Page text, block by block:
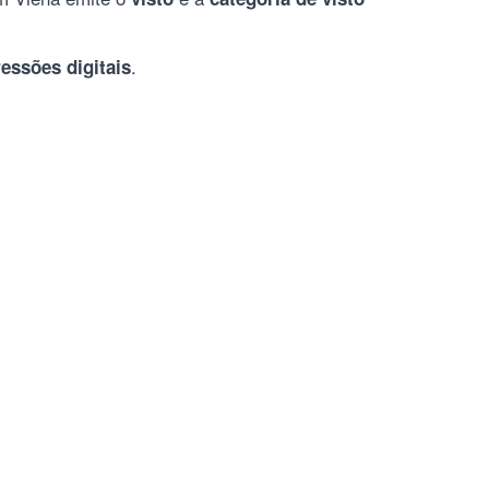
digitais.